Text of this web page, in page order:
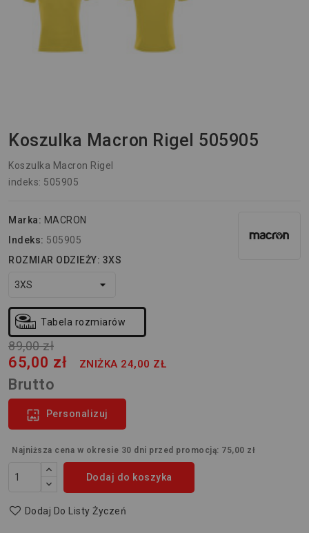
Koszulka Macron Rigel 505905
Koszulka Macron Rigel
indeks: 505905
Marka: MACRON
Indeks: 505905
ROZMIAR ODZIEŻY: 3XS
Tabela rozmiarów
89,00 zł
65,00 zł ZNIŻKA 24,00 ZŁ
Brutto
 Personalizuj
Najniższa cena w okresie 30 dni przed promocją: 75,00 zł
Dodaj do koszyka
Dodaj Do Listy Życzeń